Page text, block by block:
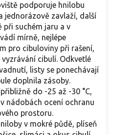
podporuje hnilobu
jednorázově zavlaží, další
při suchém jaru a v
mírně, nejlépe
pro cibuloviny při rašení,
cibulí. Odkvetlé
listy se ponechávají
doplnila zásoby.
do -25 až -30 °C,
nádobách ocení ochranu
prostoru.
v mokré půdě, plíseň